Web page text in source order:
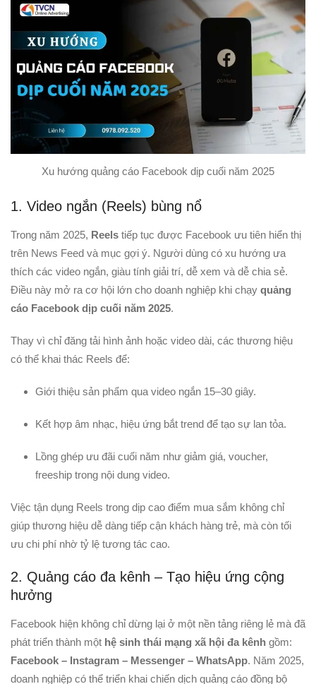
Xu hướng quảng cáo Facebook dịp cuối năm 2025
1. Video ngắn (Reels) bùng nổ
Trong năm 2025, Reels tiếp tục được Facebook ưu tiên hiển thị
trên News Feed và mục gợi ý. Người dùng có xu hướng ưa
thích các video ngắn, giàu tính giải trí, dễ xem và dễ chia sẻ.
Điều này mở ra cơ hội lớn cho doanh nghiệp khi chạy quảng
cáo Facebook dịp cuối năm 2025.
Thay vì chỉ đăng tải hình ảnh hoặc video dài, các thương hiệu
có thể khai thác Reels để:
Giới thiệu sản phẩm qua video ngắn 15–30 giây.
Kết hợp âm nhạc, hiệu ứng bắt trend để tạo sự lan tỏa.
Lồng ghép ưu đãi cuối năm như giảm giá, voucher,
freeship trong nội dung video.
Việc tận dụng Reels trong dịp cao điểm mua sắm không chỉ
giúp thương hiệu dễ dàng tiếp cận khách hàng trẻ, mà còn tối
ưu chi phí nhờ tỷ lệ tương tác cao.
2. Quảng cáo đa kênh – Tạo hiệu ứng cộng
hưởng
Facebook hiện không chỉ dừng lại ở một nền tảng riêng lẻ mà đã
phát triển thành một hệ sinh thái mạng xã hội đa kênh gồm:
Facebook – Instagram – Messenger – WhatsApp. Năm 2025,
doanh nghiệp có thể triển khai chiến dịch quảng cáo đồng bộ